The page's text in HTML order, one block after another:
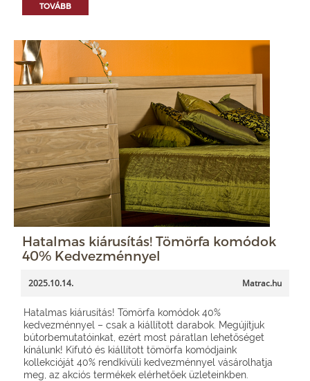
TOVÁBB
Hatalmas kiárusítás! Tömörfa komódok
40% Kedvezménnyel
2025.10.14. Matrac.hu
Hatalmas kiárusítás! Tömörfa komódok 40%
kedvezménnyel – csak a kiállított darabok. Megújítjuk
bútorbemutatóinkat, ezért most páratlan lehetőséget
kínálunk! Kifutó és kiállított tömörfa komódjaink
kollekcióját 40% rendkívüli kedvezménnyel vásárolhatja
meg, az akciós termékek elérhetőek üzleteinkben.